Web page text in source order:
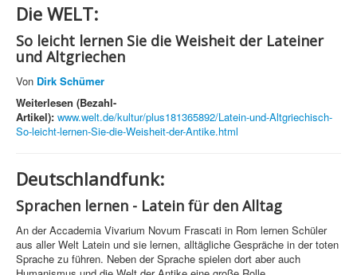
Die WELT:
So leicht lernen Sie die Weisheit der Lateiner
und Altgriechen
Von Dirk Schümer
Weiterlesen (Bezahl-
Artikel): www.welt.de/kultur/plus181365892/Latein-und-Altgriechisch-
So-leicht-lernen-Sie-die-Weisheit-der-Antike.html
Deutschlandfunk:
Sprachen lernen - Latein für den Alltag
An der Accademia Vivarium Novum Frascati in Rom lernen Schüler
aus aller Welt Latein und sie lernen, alltägliche Gespräche in der toten
Sprache zu führen. Neben der Sprache spielen dort aber auch